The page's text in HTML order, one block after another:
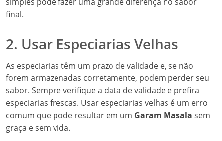
final.
2. Usar Especiarias Velhas
As especiarias têm um prazo de validade e, se não
forem armazenadas corretamente, podem perder seu
sabor. Sempre verifique a data de validade e prefira
especiarias frescas. Usar especiarias velhas é um erro
comum que pode resultar em um Garam Masala sem
graça e sem vida.